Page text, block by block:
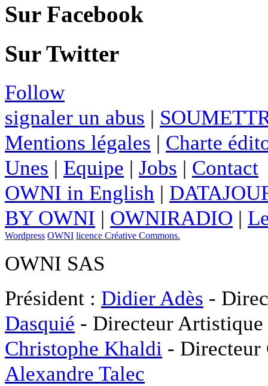
Sur Facebook
Sur Twitter
Follow
signaler un abus |
Mentions légales | Charte
Unes | Equipe | Jobs | Contact
OWNI in English |
BY OWNI | OWNIRADIO |
Wordpress OWNI licence Créative Commons.
OWNI SAS
Président : Didier Adès -
Dasquié - Directeur
Christophe Khaldi -
Alexandre Talec